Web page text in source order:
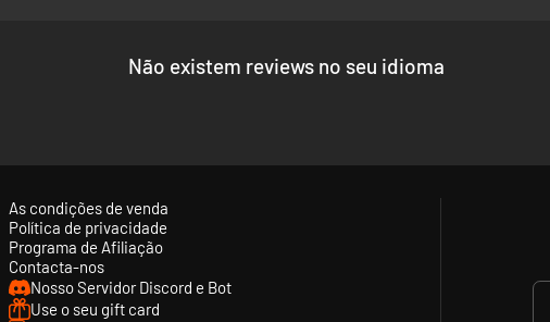
Não existem reviews no seu idioma
As condições de venda
Política de privacidade
Programa de Afiliação
Contacta-nos
Nosso Servidor Discord e Bot
Use o seu gift card